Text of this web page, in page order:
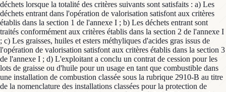
déchets lorsque la totalité des critères suivants sont satisfaits : a) Les
déchets entrant dans l'opération de valorisation satisfont aux critères
établis dans la section 1 de l'annexe I ; b) Les déchets entrant sont
traités conformément aux critères établis dans la section 2 de l'annexe I
; c) Les graisses, huiles et esters méthyliques d'acides gras issus de
l'opération de valorisation satisfont aux critères établis dans la section 3
de l'annexe I ; d) L'exploitant a conclu un contrat de cession pour les
lots de graisse ou d'huile pour un usage en tant que combustible dans
une installation de combustion classée sous la rubrique 2910-B au titre
de la nomenclature des installations classées pour la protection de